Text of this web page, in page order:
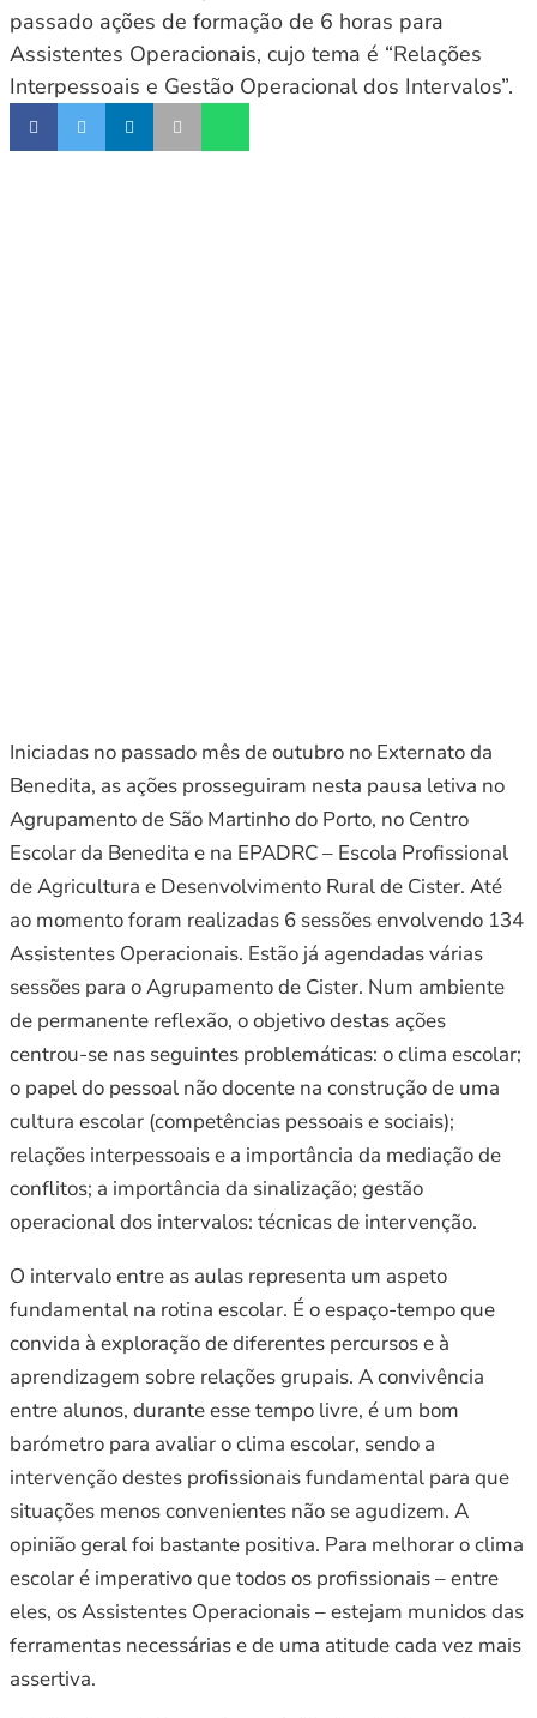
passado ações de formação de 6 horas para
Assistentes Operacionais, cujo tema é “Relações
Interpessoais e Gestão Operacional dos Intervalos”.
Iniciadas no passado mês de outubro no Externato da
Benedita, as ações prosseguiram nesta pausa letiva no
Agrupamento de São Martinho do Porto, no Centro
Escolar da Benedita e na EPADRC – Escola Profissional
de Agricultura e Desenvolvimento Rural de Cister. Até
ao momento foram realizadas 6 sessões envolvendo 134
Assistentes Operacionais. Estão já agendadas várias
sessões para o Agrupamento de Cister. Num ambiente
de permanente reflexão, o objetivo destas ações
centrou-se nas seguintes problemáticas: o clima escolar;
o papel do pessoal não docente na construção de uma
cultura escolar (competências pessoais e sociais);
relações interpessoais e a importância da mediação de
conflitos; a importância da sinalização; gestão
operacional dos intervalos: técnicas de intervenção.
O intervalo entre as aulas representa um aspeto
fundamental na rotina escolar. É o espaço-tempo que
convida à exploração de diferentes percursos e à
aprendizagem sobre relações grupais. A convivência
entre alunos, durante esse tempo livre, é um bom
barómetro para avaliar o clima escolar, sendo a
intervenção destes profissionais fundamental para que
situações menos convenientes não se agudizem. A
opinião geral foi bastante positiva. Para melhorar o clima
escolar é imperativo que todos os profissionais – entre
eles, os Assistentes Operacionais – estejam munidos das
ferramentas necessárias e de uma atitude cada vez mais
assertiva.